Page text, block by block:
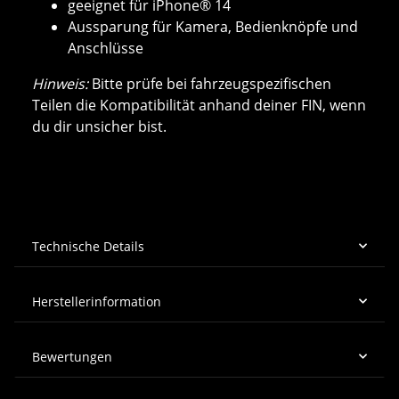
geeignet für iPhone® 14
Aussparung für Kamera, Bedienknöpfe und
Anschlüsse
Hinweis:Bitte prüfe bei fahrzeugspezifischen
Teilen die Kompatibilität anhand deiner FIN, wenn
du dir unsicher bist.
Technische Details
Herstellerinformation
Bewertungen